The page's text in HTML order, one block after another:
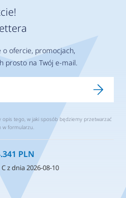
ofercie, promocjach,
prosto na Twój e-mail.
opis tego, w jaki sposób będziemy przetwarzać
w formularzu.
PLN
z dnia 2026-08-10